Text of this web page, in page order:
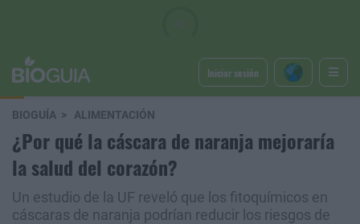
Iniciar sesión
BIOGUÍA ALIMENTACIÓN
¿Por qué la cáscara de naranja mejoraría
la salud del corazón?
Un estudio de la UF reveló que los fitoquímicos en
cáscaras de naranja podrían reducir los riesgos de